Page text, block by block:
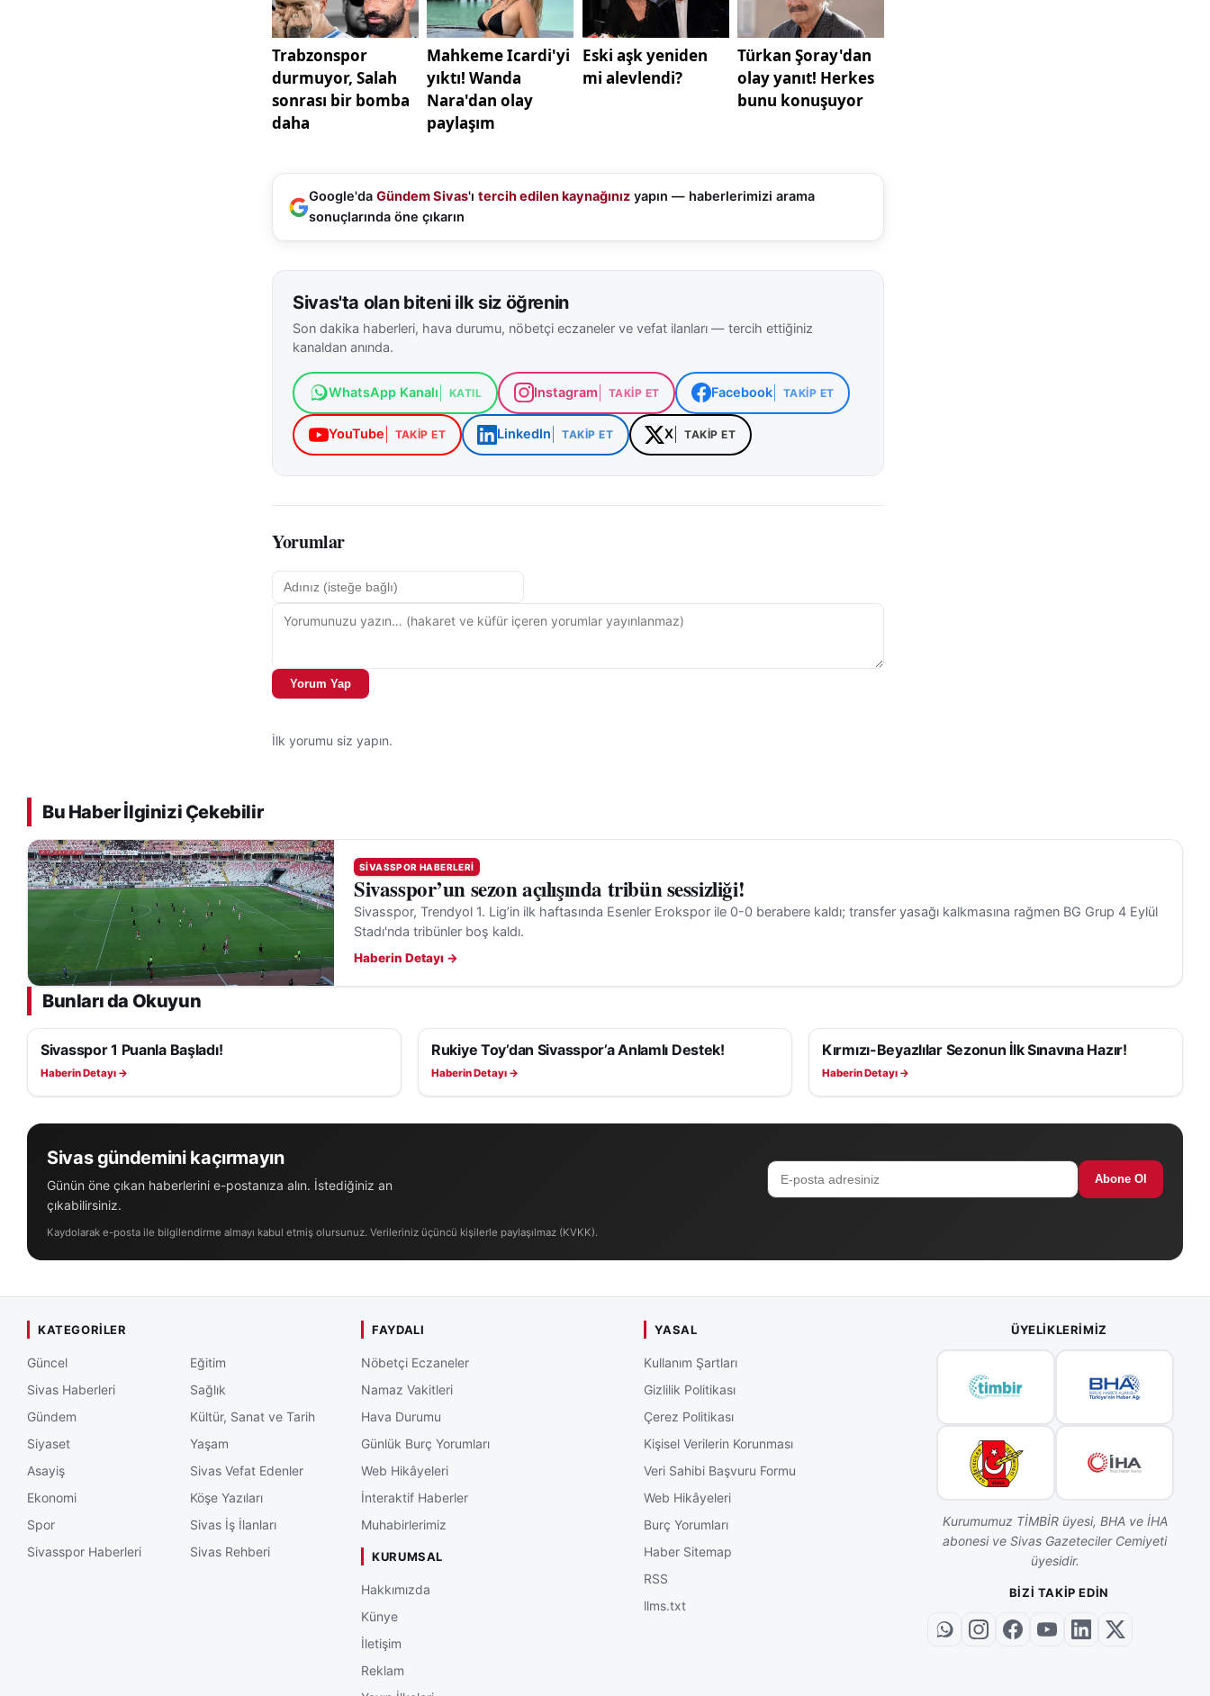
Google'da Gündem Sivas'ı tercih edilen kaynağınız yapın — haberlerimizi arama
sonuçlarında öne çıkarın
Sivas'ta olan biteni ilk siz öğrenin
Son dakika haberleri, hava durumu, nöbetçi eczaneler ve vefat ilanları — tercih ettiğiniz
kanaldan anında.
WhatsApp Kanalı KATIL Instagram TAKIP ET Facebook TAKIP ET
YouTube TAKIP ET LinkedIn TAKIP ET X TAKIP ET
Yorumlar
Yorum Yap
İlk yorumu siz yapın.
Bu Haber İlginizi Çekebilir
SIVASSPOR HABERLERI
Sivasspor’un sezon açılışında tribün sessizliği!
Sivasspor, Trendyol 1. Lig’in ilk haftasında Esenler Erokspor ile 0-0 berabere kaldı; transfer yasağı kalkmasına rağmen BG Grup 4 Eylül
Stadı'nda tribünler boş kaldı.
Haberin Detayı →
Bunları da Okuyun
SIVASSPOR HABERLERI
Sivasspor 1 Puanla Başladı!
Haberin Detayı →
SIVASSPOR HABERLERI
Rukiye Toy’dan Sivasspor’a Anlamlı Destek!
Haberin Detayı →
SIVASSPOR HABERLERI
Kırmızı-Beyazlılar Sezonun İlk Sınavına Hazır!
Haberin Detayı →
Sivas gündemini kaçırmayın
Günün öne çıkan haberlerini e-postanıza alın. İstediğiniz an
çıkabilirsiniz.
Abone Ol
Kaydolarak e-posta ile bilgilendirme almayı kabul etmiş olursunuz. Verileriniz üçüncü kişilerle paylaşılmaz (KVKK).
KATEGORILER
Güncel
Sivas Haberleri
Gündem
Siyaset
Asayiş
Ekonomi
Spor
Sivasspor Haberleri
Eğitim
Sağlık
Kültür, Sanat ve Tarih
Yaşam
Sivas Vefat Edenler
Köşe Yazıları
Sivas İş İlanları
Sivas Rehberi
FAYDALI
Nöbetçi Eczaneler
Namaz Vakitleri
Hava Durumu
Günlük Burç Yorumları
Web Hikâyeleri
İnteraktif Haberler
Muhabirlerimiz
KURUMSAL
Hakkımızda
Künye
İletişim
Reklam
YASAL
Kullanım Şartları
Gizlilik Politikası
Çerez Politikası
Kişisel Verilerin Korunması
Veri Sahibi Başvuru Formu
Web Hikâyeleri
Burç Yorumları
Haber Sitemap
RSS
llms.txt
ÜYELIKLERIMIZ
Kurumumuz TİMBİR üyesi, BHA ve İHA
abonesi ve Sivas Gazeteciler Cemiyeti
üyesidir.
BIZI TAKIP EDIN